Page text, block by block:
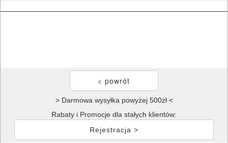
> Darmowa wysyłka powyżej 500zł <
Rabaty i Promocje dla stałych klientów:
Rejestracja >